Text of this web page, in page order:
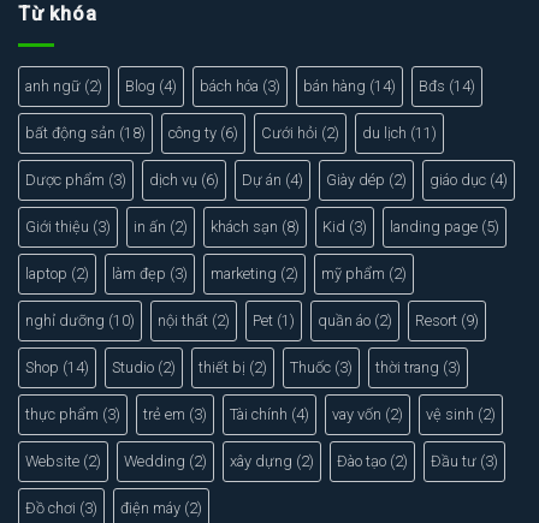
Từ khóa
anh ngữ (2) Blog (4) bách hóa (3) bán hàng (14) Bđs (14)
bất động sản (18) công ty (6) Cưới hỏi (2) du lịch (11)
Dược phẩm (3) dịch vụ (6) Dự án (4) Giày dép (2) giáo dục (4)
Giới thiệu (3) in ấn (2) khách sạn (8) Kid (3) landing page (5)
laptop (2) làm đẹp (3) marketing (2) mỹ phẩm (2)
nghỉ dưỡng (10) nội thất (2) Pet (1) quần áo (2) Resort (9)
Shop (14) Studio (2) thiết bị (2) Thuốc (3) thời trang (3)
thực phẩm (3) trẻ em (3) Tài chính (4) vay vốn (2) vệ sinh (2)
Website (2) Wedding (2) xây dựng (2) Đào tạo (2) Đầu tư (3)
Đồ chơi (3) điện máy (2)